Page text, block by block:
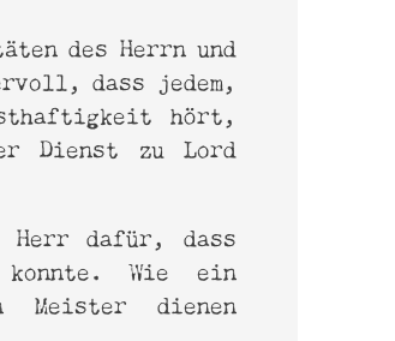
des Herrn und
dass jedem,
hört,
Dienst zu Lord
Herr dafür, dass
konnte. Wie ein
Meister dienen